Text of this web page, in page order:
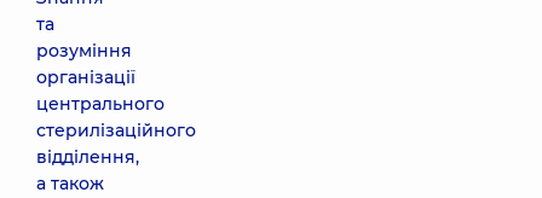
та
розуміння
організації
центрального
стерилізаційного
відділення,
а також